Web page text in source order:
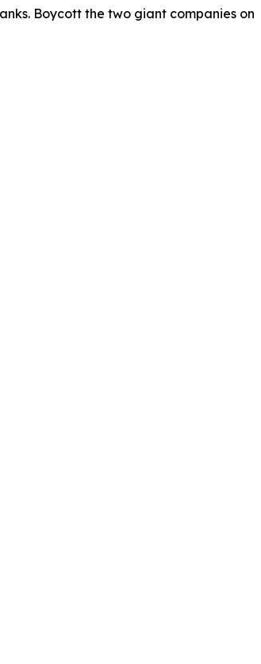
Boycott the two giant companies on